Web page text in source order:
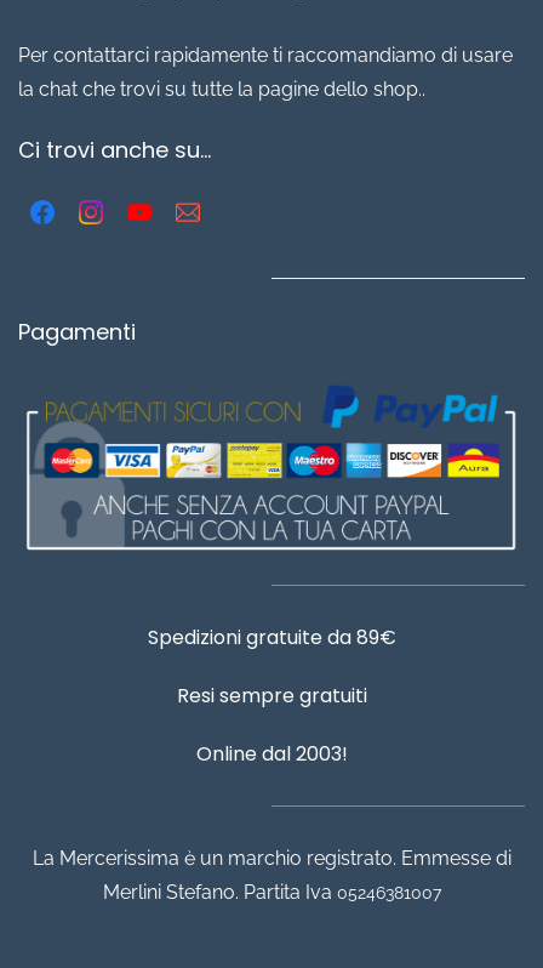
Per contattarci rapidamente ti raccomandiamo di usare
la chat che trovi su tutte la pagine dello shop..
Ci trovi anche su...
Pagamenti
Spedizioni gratuite da 89€
Resi sempre gratuiti
Online dal 2003!
La Mercerissima è un marchio registrato. Emmesse di
Merlini Stefano. Partita Iva 05246381007